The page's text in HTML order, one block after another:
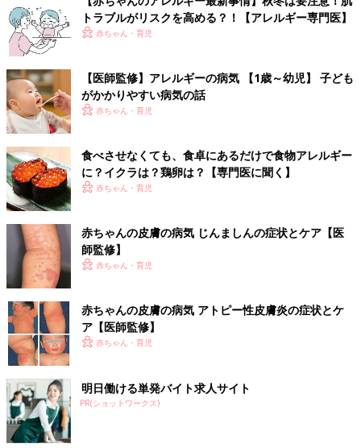
トラブルがリスクを高める？！【アレルギー専門医】
赤ちゃん・育児
【医師監修】アレルギーの病気 【1歳～幼児】 子ども
がかかりやすい病気の話
赤ちゃん・育児
食べさせなくても、食卓にあるだけで食物アレルギー
に？イクラは？鶏卵は？【専門医に聞く】
赤ちゃん・育児
赤ちゃんの皮膚の病気 じんましんの症状とケア【医
師監修】
赤ちゃん・育児
赤ちゃんの皮膚の病気 アトピー性皮膚炎の症状とケ
ア【医師監修】
赤ちゃん・育児
明日働ける単発バイト求人サイト
PR(ショットワークス)